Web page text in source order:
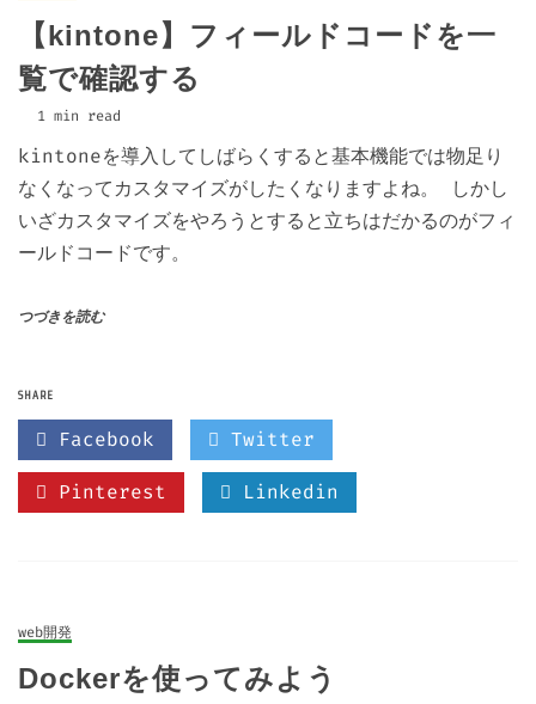
【kintone】フィールドコードを一
覧で確認する
1 min read
kintoneを導入してしばらくすると基本機能では物足り
なくなってカスタマイズがしたくなりますよね。 しかし
いざカスタマイズをやろうとすると立ちはだかるのがフィ
ールドコードです。
つづきを読む
SHARE
Facebook Twitter
Pinterest Linkedin
web開発
Dockerを使ってみよう